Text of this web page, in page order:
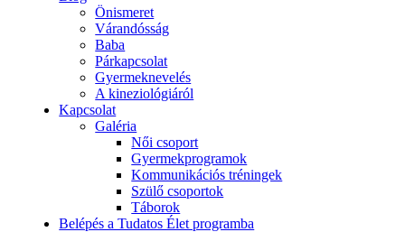
Önismeret
Várandósság
Baba
Párkapcsolat
Gyermeknevelés
A kineziológiáról
Kapcsolat
Galéria
Női csoport
Gyermekprogramok
Kommunikációs tréningek
Szülő csoportok
Táborok
Belépés a Tudatos Élet programba